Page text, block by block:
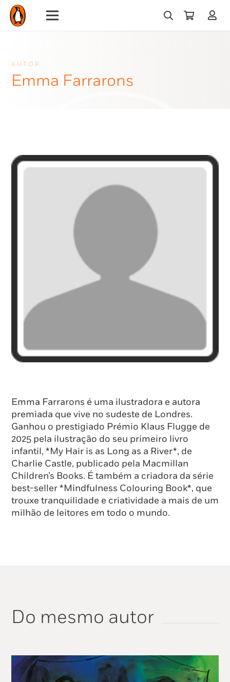
AUTOR
Emma Farrarons
Emma Farrarons é uma ilustradora e autora
premiada que vive no sudeste de Londres.
Ganhou o prestigiado Prémio Klaus Flugge de
2025 pela ilustração do seu primeiro livro
infantil, *My Hair is as Long as a River*, de
Charlie Castle, publicado pela Macmillan
Children’s Books. É também a criadora da série
best-seller *Mindfulness Colouring Book*, que
trouxe tranquilidade e criatividade a mais de um
milhão de leitores em todo o mundo.
Do mesmo autor